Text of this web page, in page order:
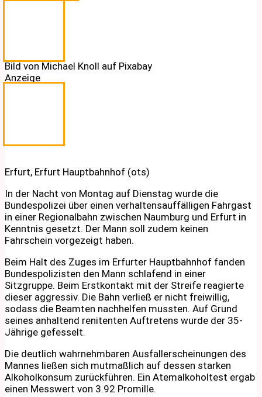
Bild von Michael Knoll auf Pixabay
Anzeige
Erfurt, Erfurt Hauptbahnhof (ots)
In der Nacht von Montag auf Dienstag wurde die
Bundespolizei über einen verhaltensauffälligen Fahrgast
in einer Regionalbahn zwischen Naumburg und Erfurt in
Kenntnis gesetzt. Der Mann soll zudem keinen
Fahrschein vorgezeigt haben.
Beim Halt des Zuges im Erfurter Hauptbahnhof fanden
Bundespolizisten den Mann schlafend in einer
Sitzgruppe. Beim Erstkontakt mit der Streife reagierte
dieser aggressiv. Die Bahn verließ er nicht freiwillig,
sodass die Beamten nachhelfen mussten. Auf Grund
seines anhaltend renitenten Auftretens wurde der 35-
Jährige gefesselt.
Die deutlich wahrnehmbaren Ausfallerscheinungen des
Mannes ließen sich mutmaßlich auf dessen starken
Alkoholkonsum zurückführen. Ein Atemalkoholtest ergab
einen Messwert von 3.92 Promille.